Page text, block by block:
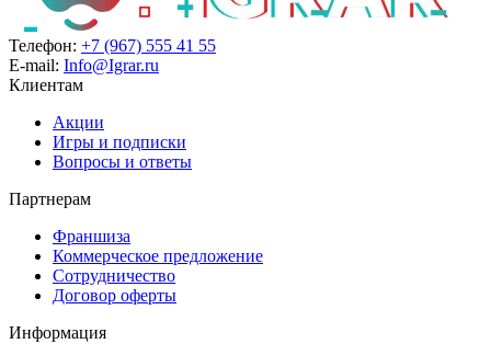
Телефон: +7 (967) 555 41 55
E-mail: Info@Igrar.ru
Клиентам
Акции
Игры и подписки
Вопросы и ответы
Партнерам
Франшиза
Коммерческое предложение
Сотрудничество
Договор оферты
Информация